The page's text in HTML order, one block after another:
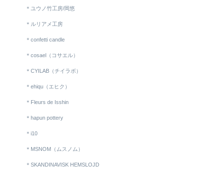
＊ユウノ竹工房/岡悠
＊ルリアメ工房
＊confetti candle
＊cosael（コサエル）
＊CYILAB（チイラボ）
＊ehiqu（エヒク）
＊Fleurs de Isshin
＊hapun pottery
＊i10
＊MSNOM（ムスノム）
＊SKANDINAVISK HEMSLOJD